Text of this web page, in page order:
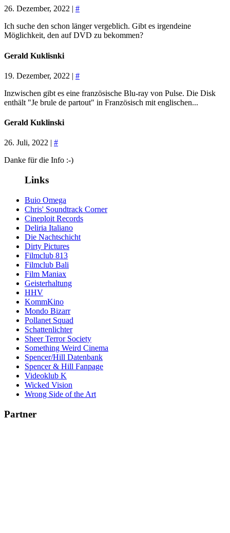
26. Dezember, 2022 | #
Ich suche den schon länger vergeblich. Gibt es irgendeine
Möglichkeit, den auf DVD zu bekommen?
Gerald Kuklisnki
19. Dezember, 2022 | #
Inzwischen gibt es eine französische Blu-ray von Pulse. Die Disk
enthält "Je brule de partout" in Französisch mit englischen...
Gerald Kuklinski
26. Juli, 2022 | #
Danke für die Info :-)
Links
Buio Omega
Chris' Soundtrack Corner
Cineploit Records
Deliria Italiano
Die Nachtschicht
Dirty Pictures
Filmclub 813
Filmclub Bali
Film Maniax
Geisterhaltung
HHV
KommKino
Mondo Bizarr
Pollanet Squad
Schattenlichter
Sheer Terror Society
Something Weird Cinema
Spencer/Hill Datenbank
Spencer & Hill Fanpage
Videoklub K
Wicked Vision
Wrong Side of the Art
Partner